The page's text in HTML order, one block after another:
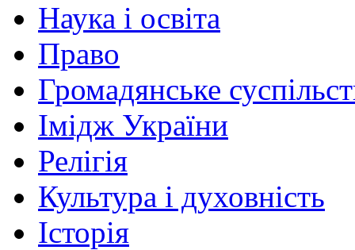
Наука і освіта
Право
Громадянське
Імідж України
Релігія
Культура і духовність
Історія